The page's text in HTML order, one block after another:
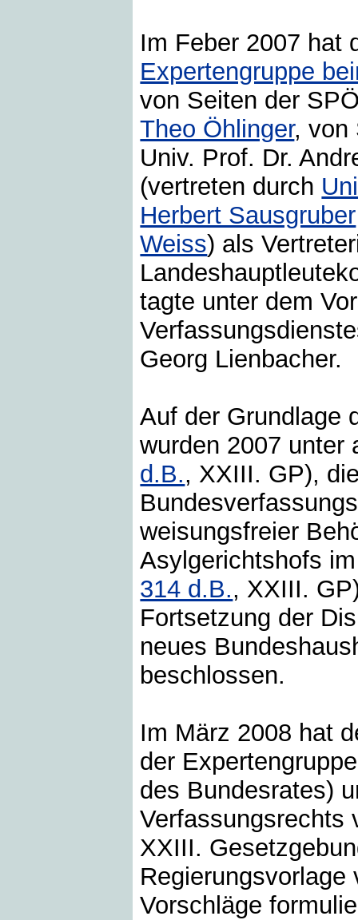
Im Feber 2007 hat
Expertengruppe
von Seiten der
Theo Öhlinger, von
Univ. Prof. Dr.
(vertreten durch
Herbert Sausgruber
Weiss) als
tagte unter dem
Georg Lienbacher.
Auf der Grundlage
wurden 2007 unter
d.B., XXIII. GP),
weisungsfreier
Asylgerichtshofs
314 d.B., XXIII.
Fortsetzung der
neues
beschlossen.
Im März 2008 hat
der
des Bundesrates)
Verfassungsrechts
XXIII.
Regierungsvorlage
Vorschläge